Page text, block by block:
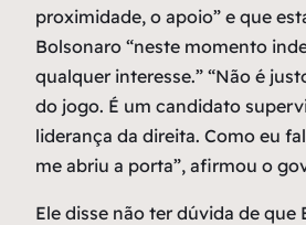
proximidade, o apoio” e que
Bolsonaro “neste momento
qualquer interesse.” “Não é
do jogo. É um candidato
liderança da direita. Como eu
me abriu a porta”, afirmou o
Ele disse não ter dúvida de que